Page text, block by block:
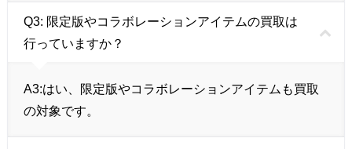
Q3: 限定版やコラボレーションアイテムの買取は
行っていますか？
A3:はい、限定版やコラボレーションアイテムも買取
の対象です。